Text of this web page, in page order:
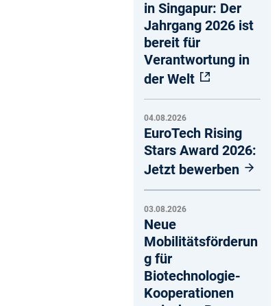
in Singapur: Der
Jahrgang 2026 ist
bereit für
Verantwortung in
der Welt
04.08.2026
EuroTech Rising
Stars Award 2026:
Jetzt bewerben
03.08.2026
Neue
Mobilitätsförderun
g für
Biotechnologie-
Kooperationen